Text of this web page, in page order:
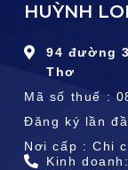
HUỲNH
94 đường
Thơ
Mã số thuế :
Đăng ký lần
Nơi cấp : Chi
Kinh